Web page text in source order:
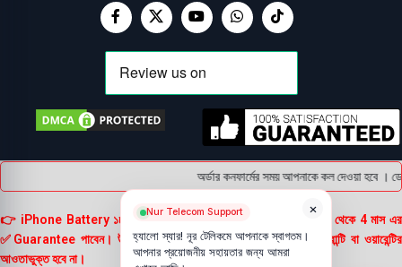
অর্ডার কনফার্মের সময় আপনাকে কল দেওয়া হবে ।
👉 iPhone Battery ১৮ মাসের এবং বাকি সকল Battery ক্রয়কৃত তারিখ থেকে 4 মাস এর
✅Guarantee পাবেন। উল্লেখ্য, ব্যাটারি ফুলে গেলে তা কোনোভাবেই গ্যারান্টি বা ওয়ারেন্টির
আওতাভুক্ত হবে না।
×
Nur Telecom Support
হ্যালো স্যার! নূর টেলিকমে আপনাকে স্বাগতম।
আপনার প্রয়োজনীয় সহায়তার জন্য আমরা